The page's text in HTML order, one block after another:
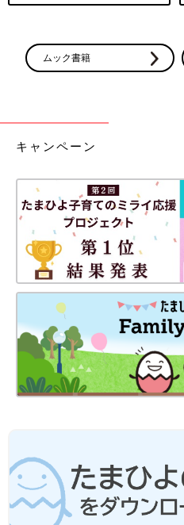
ムック書籍
キャンペーン